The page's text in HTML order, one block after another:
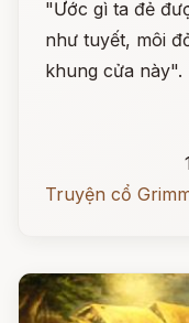
"Ước gì ta đẻ
như tuyết, môi
khung cửa này".
Truyện cổ